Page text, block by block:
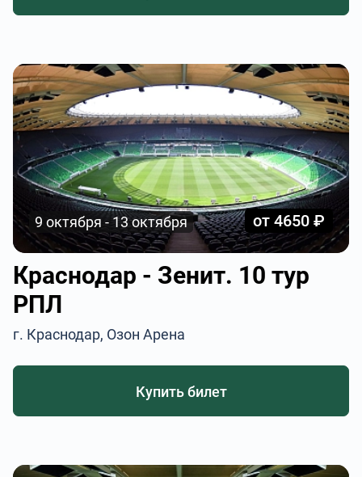
9 октября - 13 октября от 4650 ₽
Краснодар - Зенит. 10 тур
РПЛ
г. Краснодар, Озон Арена
Купить билет